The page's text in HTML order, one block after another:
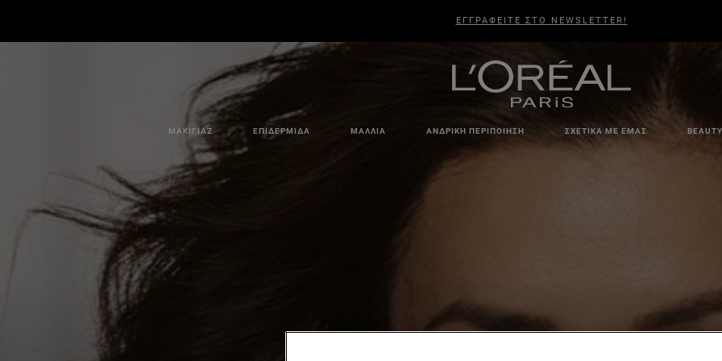
ΕΓΓΡΑΦΕΙΤΕ ΣΤΟ NEWSLETTER!
ΜΑΚΙΓΙΆΖ ΕΠΙΔΕΡΜΊΔΑ ΜΑΛΛΙΆ ΑΝΔΡΙΚΉ ΠΕΡΙΠΟΊΗΣΗ ΣΧΕΤΙΚΆ ΜΕ ΕΜΆΣ